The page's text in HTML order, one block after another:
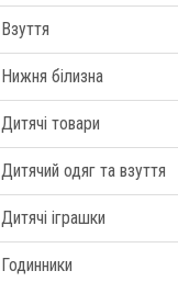
Взуття
Нижня білизна
Дитячі товари
Дитячий одяг та взуття
Дитячі іграшки
Годинники